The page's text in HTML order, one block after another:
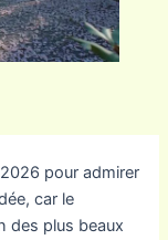
pour admirer
car le
des plus beaux